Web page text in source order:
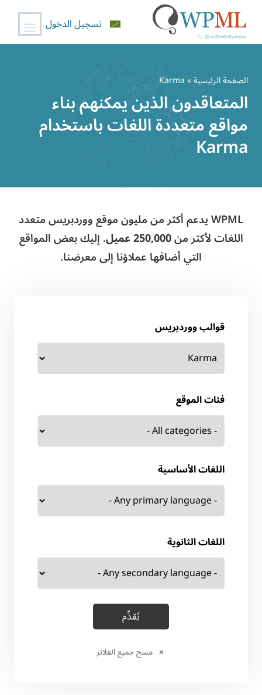
المحتوى
تسجيل الدخول
الصفحة الرئيسية» Karma
المتعاقدون الذين يمكنهم بناء
مواقع متعددة اللغات باستخدام
Karma
WPML يدعم أكثر من مليون موقع ووردبريس متعدد
اللغات لأكثر من250,000 عميل
. إليك بعض المواقع
التي أضافها عملاؤنا إلى معرضنا.
قوالب ووردبريس
فئات الموقع
اللغات الأساسية
اللغات الثانوية
مسح جميع الفلاتر